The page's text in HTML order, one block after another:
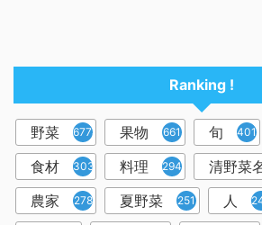
Ranking !
野菜 6778 果物 661 旬 401
食材 303 料理 294 清野菜
農家 278 夏野菜 251 人